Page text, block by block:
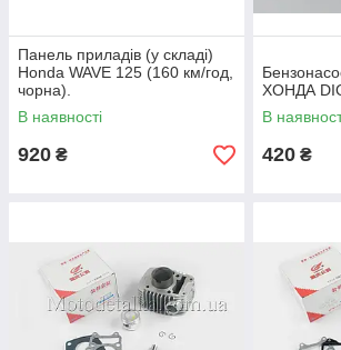
Панель приладів (у складі)
Honda WAVE 125 (160 км/год,
чорна).
В наявності
920 ₴
ХОНДА
В
420 ₴